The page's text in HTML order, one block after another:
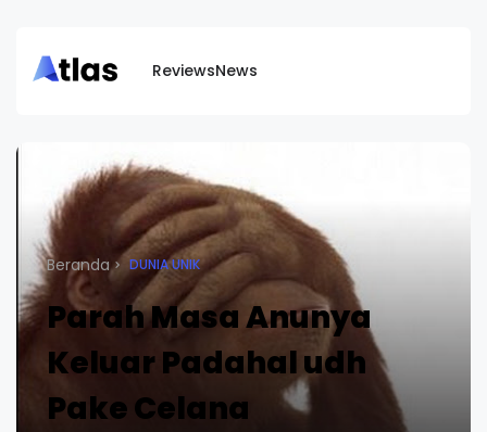
ReviewsNews
Beranda DUNIA UNIK
Parah Masa Anunya
Keluar Padahal udh
Pake Celana